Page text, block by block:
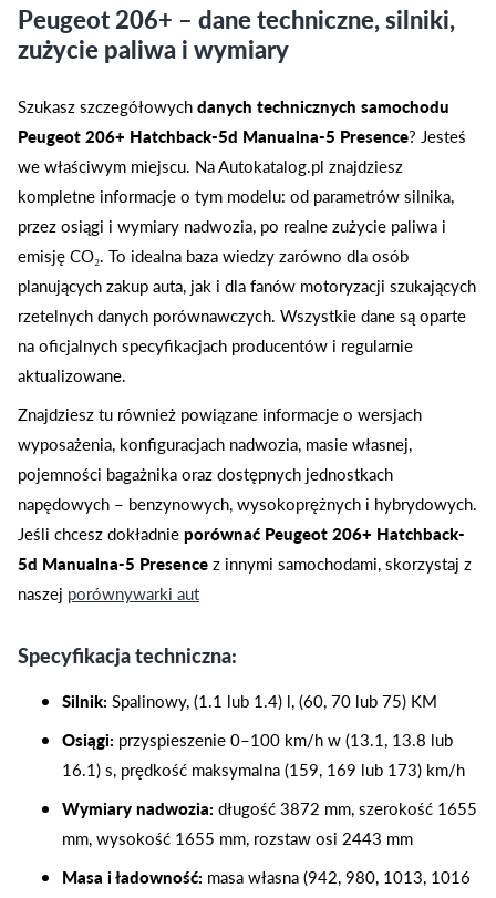
Peugeot 206+ – dane techniczne, silniki,
zużycie paliwa i wymiary
Szukasz szczegółowychdanych technicznych samochodu
Peugeot 206+ Hatchback-5d Manualna-5 Presence? Jesteś
we właściwym miejscu. Na Autokatalog.pl znajdziesz
kompletne informacje o tym modelu: od parametrów silnika,
przez osiągi i wymiary nadwozia, po realne zużycie paliwa i
emisję CO₂. To idealna baza wiedzy zarówno dla osób
planujących zakup auta, jak i dla fanów motoryzacji szukających
rzetelnych danych porównawczych. Wszystkie dane są oparte
na oficjalnych specyfikacjach producentów i regularnie
aktualizowane.
Znajdziesz tu również powiązane informacje o wersjach
wyposażenia, konfiguracjach nadwozia, masie własnej,
pojemności bagażnika oraz dostępnych jednostkach
napędowych – benzynowych, wysokoprężnych i hybrydowych.
Jeśli chcesz dokładnieporównać Peugeot 206+ Hatchback-
5d Manualna-5 Presencez innymi samochodami, skorzystaj z
naszej porównywarki aut
Specyfikacja techniczna:
Silnik: Spalinowy, (1.1 lub 1.4) l, (60, 70 lub 75) KM
Osiągi: przyspieszenie 0–100 km/h w (13.1, 13.8 lub
16.1) s, prędkość maksymalna (159, 169 lub 173) km/h
Wymiary nadwozia: długość 3872 mm, szerokość 1655
mm, wysokość 1655 mm, rozstaw osi 2443 mm
Masa i ładowność: masa własna (942, 980, 1013, 1016